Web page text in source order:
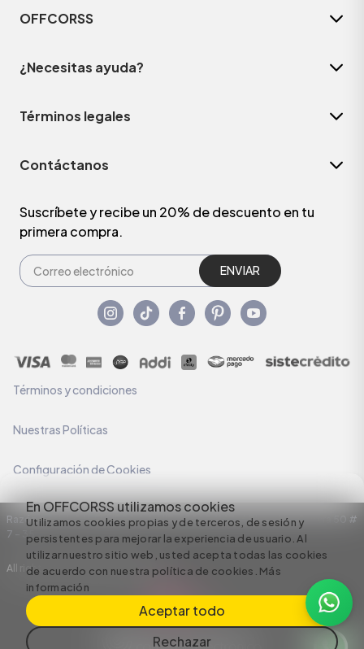
En OFFCORSS utilizamos cookies
Utilizamos cookies propias y de terceros, de sesión y
persistentes para mejorar la experiencia de usuario. Al
utilizar nuestro sitio web, usted acepta todas las cookies
de acuerdo con nuestra política de cookies. Más
información
Aceptar todo
Rechazar
OFFCORSS
¿Necesitas ayuda?
Términos legales
Contáctanos
Suscríbete y recibe un 20% de descuento en tu
primera compra.
ENVIAR
Términos y condiciones
Nuestras Políticas
Configuración de Cookies
Razón Social: C.I HERMECO S.A. NIT: 890924167-6 Dirección: Carrera 50 #
7 – 35
All rights reserved empowered by